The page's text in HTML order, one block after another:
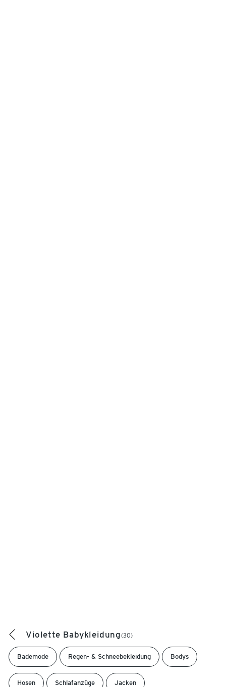
Violette Babykleidung(30)
Bademode Regen- & Schneebekleidung Bodys
Hosen Schlafanzüge Jacken